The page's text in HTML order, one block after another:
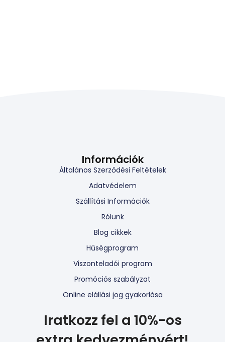
Információk
Általános Szerződési Feltételek
Adatvédelem
Szállítási Információk
Rólunk
Blog cikkek
Hűségprogram
Viszonteladói program
Promóciós szabályzat
Online elállási jog gyakorlása
Iratkozz fel a 10%-os